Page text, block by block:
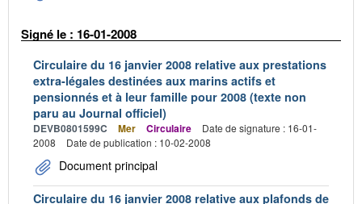
Signé le : 16-01-2008
Circulaire du 16 janvier 2008 relative aux prestations
extra-légales destinées aux marins actifs et
pensionnés et à leur famille pour 2008 (texte non
paru au Journal officiel)
DEVB0801599C Mer Circulaire
Date de signature : 16-01-
2008
Date de publication : 10-02-2008
Document principal
Circulaire du 16 janvier 2008 relative aux plafonds de